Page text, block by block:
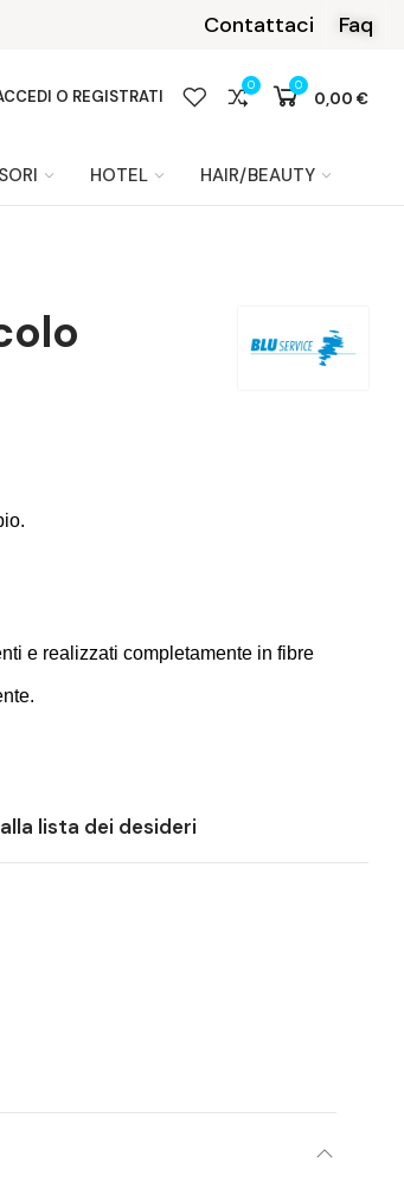
Contattaci Faq
O REGISTRATI
0 0
0,00 €
HOTEL HAIR/BEAUTY
e realizzati completamente in fibre
lista dei desideri